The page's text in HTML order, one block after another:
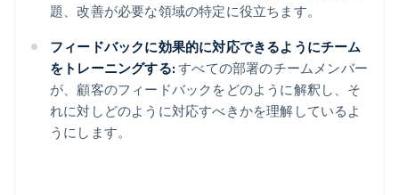
題、改善が必要な領域の特定に役立ちます。
フィードバックに効果的に対応できるようにチーム
をトレーニングする: すべての部署のチームメンバー
が、顧客のフィードバックをどのように解釈し、そ
れに対しどのように対応すべきかを理解しているよ
うにします。